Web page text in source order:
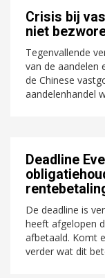
Crisis bij
niet
Tegenvallende
van de aandelen
de Chinese
aandelenhandel
Deadline
De deadline is
heeft afgelopen
afbetaald. Komt
verder wat dit